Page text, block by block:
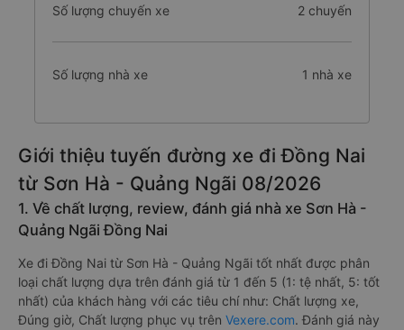
Số lượng chuyến xe 2 chuyến
Số lượng nhà xe 1 nhà xe
Giới thiệu tuyến đường xe đi Đồng Nai
từ Sơn Hà - Quảng Ngãi 08/2026
1. Về chất lượng, review, đánh giá nhà xe Sơn Hà -
Quảng Ngãi Đồng Nai
Xe đi Đồng Nai từ Sơn Hà - Quảng Ngãi tốt nhất được phân
loại chất lượng dựa trên đánh giá từ 1 đến 5 (1: tệ nhất, 5: tốt
nhất) của khách hàng với các tiêu chí như: Chất lượng xe,
Đúng giờ, Chất lượng phục vụ trên Vexere.com. Đánh giá này